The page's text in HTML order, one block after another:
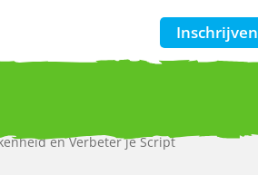
Inschrijven
en Verbeter je Script